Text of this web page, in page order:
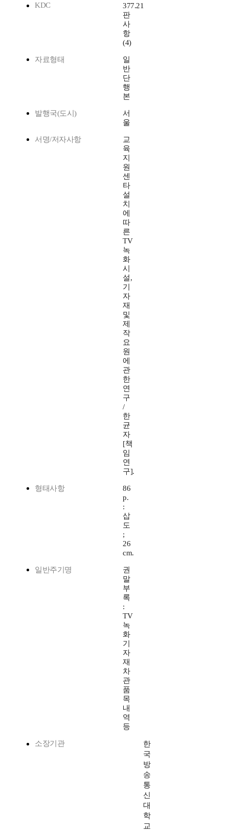
KDC
377.21
판
사
항
(4)
자료형태
일
반
단
행
본
발행국(도시)
서
울
서명/저자사항
교
육
지
원
센
타
설
치
에
따
른
TV
녹
화
시
설,
기
자
재
및
제
작
요
원
에
관
한
연
구
/
한
균
자
[책
임
연
구].
형태사항
86
p.
:
삽
도
;
26
cm.
일반주기명
권
말
부
록
:
TV
녹
화
기
자
재
차
관
품
목
내
역
등
소장기관
한
국
방
송
통
신
대
학
교